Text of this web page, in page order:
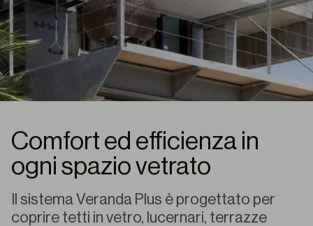
Comfort ed efficienza in
ogni spazio vetrato
Il sistema Veranda Plus è progettato per
coprire tetti in vetro, lucernari, terrazze